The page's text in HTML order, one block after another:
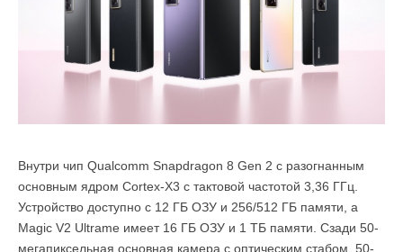
Внутри чип Qualcomm Snapdragon 8 Gen 2 с разогнанным
основным ядром Cortex-X3 с тактовой частотой 3,36 ГГц.
Устройство доступно с 12 ГБ ОЗУ и 256/512 ГБ памяти, а
Magic V2 Ultrame имеет 16 ГБ ОЗУ и 1 ТБ памяти. Сзади 50-
мегапиксельная основная камера с оптическим стабом, 50-